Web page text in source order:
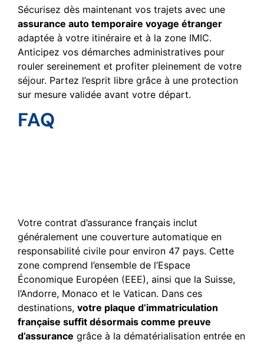
Sécurisez dès maintenant vos trajets avec une
assurance auto temporaire voyage étranger
adaptée à votre itinéraire et à la zone IMIC.
Anticipez vos démarches administratives pour
rouler sereinement et profiter pleinement de votre
séjour. Partez l’esprit libre grâce à une protection
sur mesure validée avant votre départ.
FAQ
Votre contrat d’assurance français inclut
généralement une couverture automatique en
responsabilité civile pour environ 47 pays. Cette
zone comprend l’ensemble de l’Espace
Économique Européen (EEE), ainsi que la Suisse,
l’Andorre, Monaco et le Vatican. Dans ces
destinations, votre plaque d’immatriculation
française suffit désormais comme preuve
d’assurance grâce à la dématérialisation entrée en